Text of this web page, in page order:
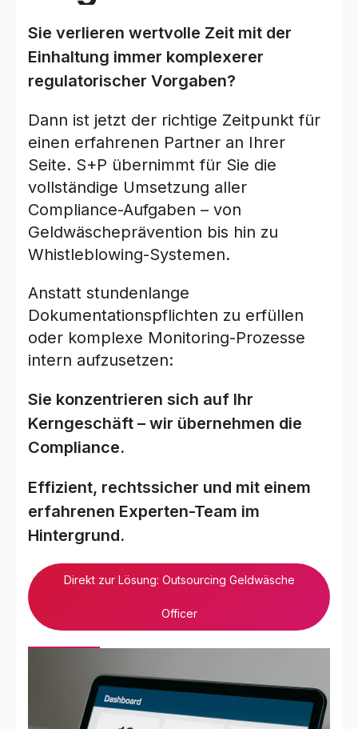
Sie verlieren wertvolle Zeit mit der
Einhaltung immer komplexerer
regulatorischer Vorgaben?
Dann ist jetzt der richtige Zeitpunkt für
einen erfahrenen Partner an Ihrer
Seite. S+P übernimmt für Sie die
vollständige Umsetzung aller
Compliance-Aufgaben – von
Geldwäscheprävention bis hin zu
Whistleblowing-Systemen.
Anstatt stundenlange
Dokumentationspflichten zu erfüllen
oder komplexe Monitoring-Prozesse
intern aufzusetzen:
Sie konzentrieren sich auf Ihr
Kerngeschäft – wir übernehmen die
Compliance.
Effizient, rechtssicher und mit einem
erfahrenen Experten-Team im
Hintergrund.
Direkt zur Lösung: Outsourcing Geldwäsche
Officer